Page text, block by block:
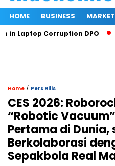
HOME BUSINESS
Corruption DPO
Home / Pers Rilis
CES 2026:
“Robotic
Pertama di Dunia,
Berkolaborasi
Sepakbola Real